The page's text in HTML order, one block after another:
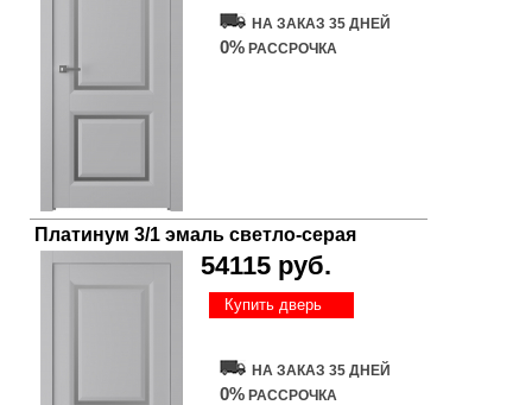
НА ЗАКАЗ 35 ДНЕЙ
0% РАССРОЧКА
Платинум 3/1 эмаль светло-серая
54115 руб.
Купить дверь
НА ЗАКАЗ 35 ДНЕЙ
0% РАССРОЧКА